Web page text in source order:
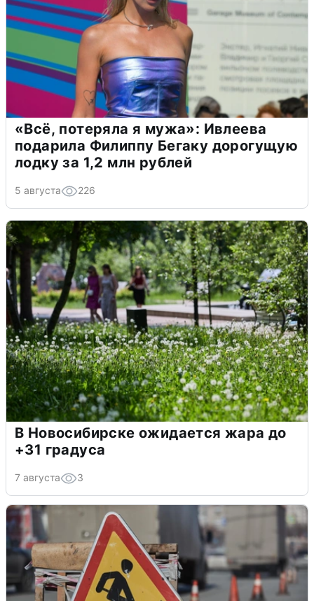
«Всё, потеряла я мужа»: Ивлеева
подарила Филиппу Бегаку дорогущую
лодку за 1,2 млн рублей
5 августа 226
В Новосибирске ожидается жара до
+31 градуса
7 августа 3